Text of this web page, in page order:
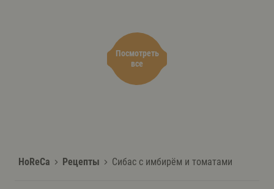
Посмотреть
все
HoReCa Рецепты Сибас с имбирём и томатами